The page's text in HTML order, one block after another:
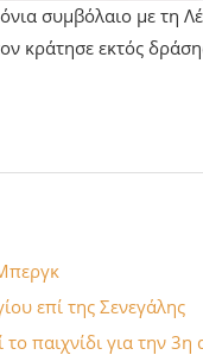
συμβόλαιο με τη
κράτησε εκτός
επί της Σενεγάλης
παιχνίδι για την 3η